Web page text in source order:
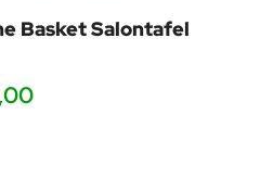
Basket Salontafel